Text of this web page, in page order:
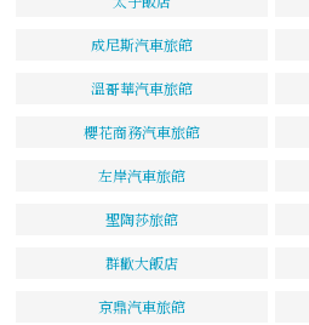
成尼斯汽車旅館
溫哥華汽車旅館
櫻花商務汽車旅館
左岸汽車旅館
聖陶莎旅館
群歡大飯店
京鼎汽車旅館